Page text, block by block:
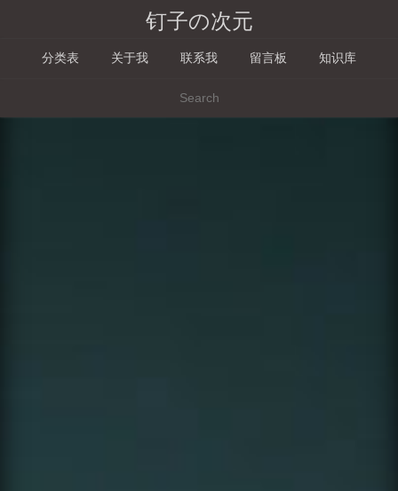
钉子の次元
分类表 关于我 联系我 留言板 知识库